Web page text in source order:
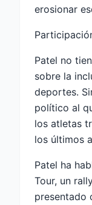
erosionar
Patel no
sobre la
deportes.
político al
los atletas
los últimos
Patel ha
Tour, un
presentado